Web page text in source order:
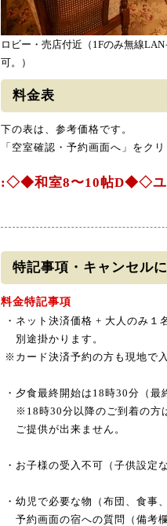
ロビー・売店付近（1Fのみ無線
可。）
料金表
下の表は、参考価格です。
「空室確認・予約画面へ」をク
:◇◆和室8〜10帖D◆◇ユ
特記事項・キャンセル
料金特記事項
・ネット決済価格 + 大人のみ１
別途掛かります。
※カード決済予約の方も現地で
・夕食最終開始は18時30分（最
※18時30分以降のご到着の方
ご提供が出来ません。
・お子様の受入不可（子供設定
・幼児で必要な物（布団、食事
予約画面の宿への質問（備考